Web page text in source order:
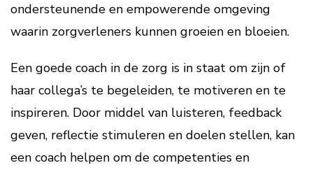
ondersteunende en empowerende omgeving
waarin zorgverleners kunnen groeien en bloeien.
Een goede coach in de zorg is in staat om zijn of
haar collega’s te begeleiden, te motiveren en te
inspireren. Door middel van luisteren, feedback
geven, reflectie stimuleren en doelen stellen, kan
een coach helpen om de competenties en